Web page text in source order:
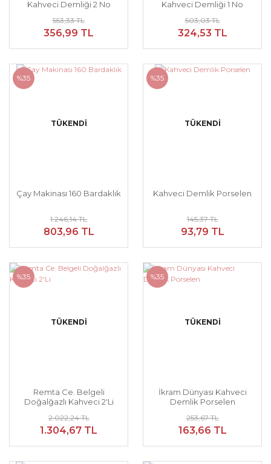
Kahveci Demliği 2 No
553,33 TL
356,99 TL
Kahveci Demliği 1 No
503,03 TL
324,53 TL
%35
TÜKENDİ
Çay Makinası 160 Bardaklık
1.246,14 TL
803,96 TL
%35
TÜKENDİ
Kahveci Demlik Porselen
145,37 TL
93,79 TL
%35
TÜKENDİ
Remta Ce. Belgeli
Doğalğazlı Kahveci 2'Li
2.022,24 TL
1.304,67 TL
%35
TÜKENDİ
İkram Dünyası Kahveci
Demlik Porselen
253,67 TL
163,66 TL